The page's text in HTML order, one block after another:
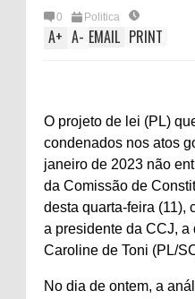
0 Politica
A+ A- EMAIL PRINT
O projeto de lei (PL)
condenados nos atos
janeiro de 2023 não
da Comissão de
desta quarta-feira (11),
a presidente da CCJ, a
Caroline de Toni (PL/
No dia de ontem, a